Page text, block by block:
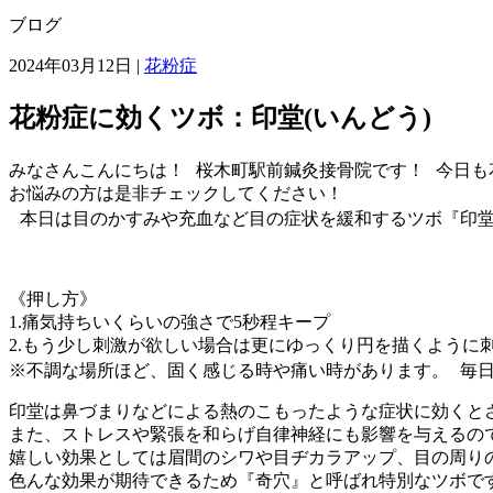
ブログ
2024年03月12日 | 花粉症
花粉症に効くツボ：印堂(いんどう)
みなさんこんにちは！ 桜木町駅前鍼灸接骨院です！ 今日
お悩みの方は是非チェックしてください！
本日は目のかすみや充血など目の症状を緩和するツボ『
《押し方》
1.痛気持ちいくらいの強さで5秒程キープ
2.もう少し刺激が欲しい場合は更にゆっくり円を描くように
※不調な場所ほど、固く感じる時や痛い時があります。 毎
印堂は鼻づまりなどによる熱のこもったような症状に効くと
また、ストレスや緊張を和らげ自律神経にも影響を与える
嬉しい効果としては眉間のシワや目ヂカラアップ、目の周
色んな効果が期待できるため『奇穴』と呼ばれ特別なツボで